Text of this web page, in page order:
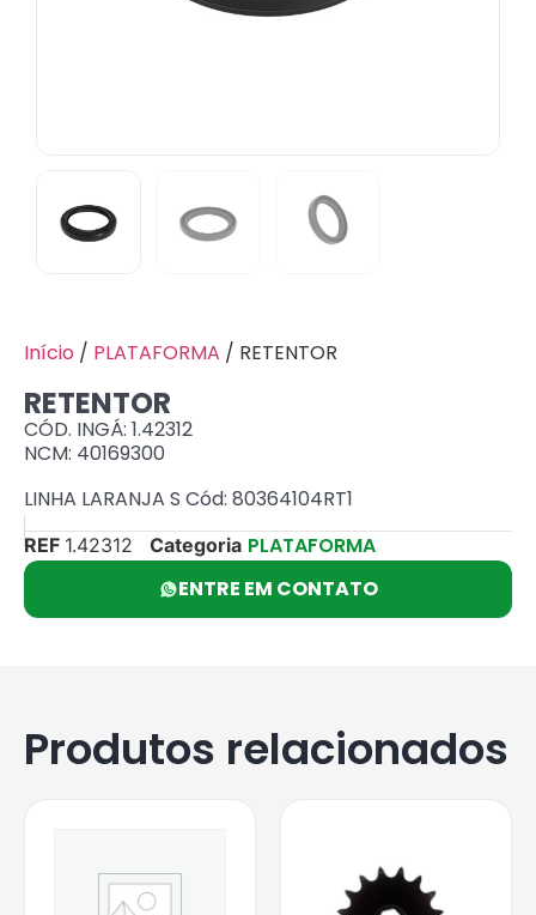
Início / PLATAFORMA / RETENTOR
RETENTOR
CÓD. INGÁ: 1.42312
NCM: 40169300
LINHA LARANJA S Cód: 80364104RT1
REF 1.42312 Categoria PLATAFORMA
ENTRE EM CONTATO
Produtos relacionados